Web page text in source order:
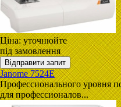
Ціна:уточнюйте
під замовлення
Janome 7524E
Профессионального уровня
для профессионалов...